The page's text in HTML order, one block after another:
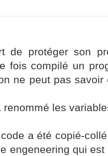
de protéger son
fois compilé un
ne peut pas
renommé les
a été copié-
engeneering qui